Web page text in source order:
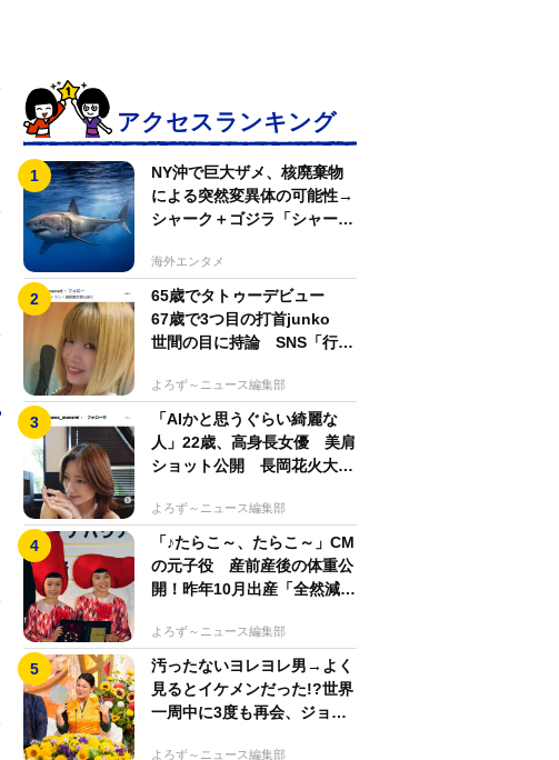
アクセスランキング
NY沖で巨大ザメ、核廃棄物
による突然変異体の可能性→
シャーク＋ゴジラ「シャーク
海外エンタメ
65歳でタトゥーデビュー
67歳で3つ目の打首junko
世間の目に持論 SNS「行動
よろず～ニュース編集部
「AIかと思うぐらい綺麗な
人」22歳、高身長女優 美肩
ショット公開 長岡花火大会
よろず～ニュース編集部
「♪たらこ～、たらこ～」CM
の元子役 産前産後の体重公
開！昨年10月出産「全然減ら
よろず～ニュース編集部
汚ったないヨレヨレ男→よく
見るとイケメンだった!?世界
一周中に3度も再会、ジョー
よろず～ニュース編集部